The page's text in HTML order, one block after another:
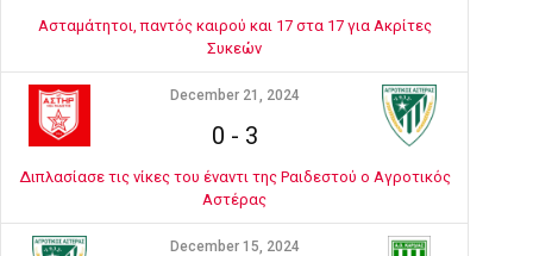
Ασταμάτητοι, παντός καιρού και 17 στα 17 για Ακρίτες
Συκεών
December 21, 2024
0 - 3
Διπλασίασε τις νίκες του έναντι της Ραιδεστού ο Αγροτικός
Αστέρας
December 15, 2024